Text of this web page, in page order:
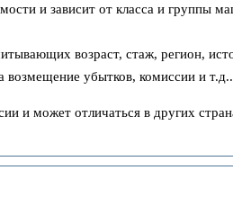
и зависит от класса и
возраст, стаж, регион,
убытков, комиссии и т.д..
и может отличаться в других